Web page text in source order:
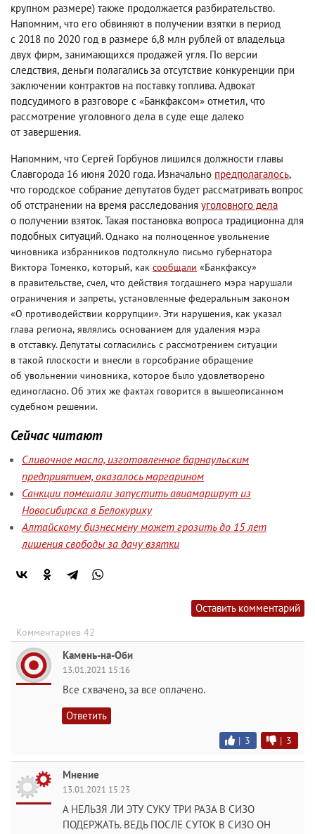
крупном размере) также продолжается разбирательство.
Напомним, что его обвиняют в получении взятки в период
с 2018 по 2020 год в размере 6,8 млн рублей от владельца
двух фирм, занимающихся продажей угля. По версии
следствия, деньги полагались за отсутствие конкуренции при
заключении контрактов на поставку топлива. Адвокат
подсудимого в разговоре с «Банкфаксом» отметил, что
рассмотрение уголовного дела в суде еще далеко
от завершения.
Напомним, что Сергей Горбунов лишился должности главы
Славгорода 16 июня 2020 года. Изначально предполагалось,
что городское собрание депутатов будет рассматривать вопрос
об отстранении на время расследования уголовного дела
о получении взяток. Такая постановка вопроса традиционна для
подобных ситуаций.Однако на полноценное увольнение
чиновника избранников подтолкнуло письмо губернатора
Виктора Томенко, который, как сообщали «Банкфаксу»
в правительстве, счел, что действия тогдашнего мэра нарушали
ограничения и запреты, установленные федеральным законом
«О противодействии коррупции». Эти нарушения, как указал
глава региона, являлись основанием для удаления мэра
в отставку. Депутаты согласились с рассмотрением ситуации
в такой плоскости и внесли в горсобрание обращение
об увольнении чиновника, которое было удовлетворено
единогласно. Об этих же фактах говорится в вышеописанном
судебном решении.
Сейчас читают
Сливочное масло, изготовленное барнаульским
предприятием, оказалось маргарином
Санкции помешали запустить авиамаршрут из
Новосибирска в Белокуриху
Алтайскому бизнесмену может грозить до 15 лет
лишения свободы за дачу взятки
Оставить комментарий
Комментариев 42
Камень-на-Оби
13.01.2021 15:16
Все схвачено, за все оплачено.
Ответить
| 3 | 3
Мнение
13.01.2021 15:23
А НЕЛЬЗЯ ЛИ ЭТУ СУКУ ТРИ РАЗА В СИЗО
ПОДЕРЖАТЬ. ВЕДЬ ПОСЛЕ СУТОК В СИЗО ОН